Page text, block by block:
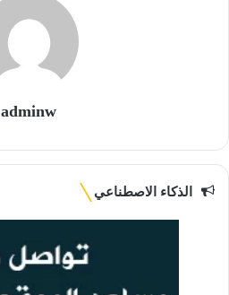
adminw
الذكاء الاصطناعي